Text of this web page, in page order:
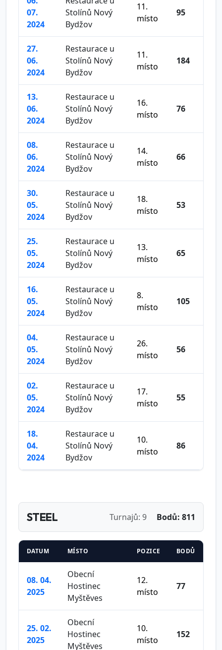
07.
2024
Stolínů Nový
Bydžov
11.
místo
95
27.
06.
2024
Restaurace u
Stolínů Nový
Bydžov
11.
místo
184
13.
06.
2024
Restaurace u
Stolínů Nový
Bydžov
16.
místo
76
08.
06.
2024
Restaurace u
Stolínů Nový
Bydžov
14.
místo
66
30.
05.
2024
Restaurace u
Stolínů Nový
Bydžov
18.
místo
53
25.
05.
2024
Restaurace u
Stolínů Nový
Bydžov
13.
místo
65
16.
05.
2024
Restaurace u
Stolínů Nový
Bydžov
8.
místo
105
04.
05.
2024
Restaurace u
Stolínů Nový
Bydžov
26.
místo
56
02.
05.
2024
Restaurace u
Stolínů Nový
Bydžov
17.
místo
55
18.
04.
2024
Restaurace u
Stolínů Nový
Bydžov
10.
místo
86
STEEL Turnajů: 9 Bodů: 811
DATUM MÍSTO POZICE BODŮ
08. 04.
2025
Obecní
Hostinec
Myštěves
12.
místo
77
25. 02.
2025
Obecní
Hostinec
Myštěves
10.
místo
152